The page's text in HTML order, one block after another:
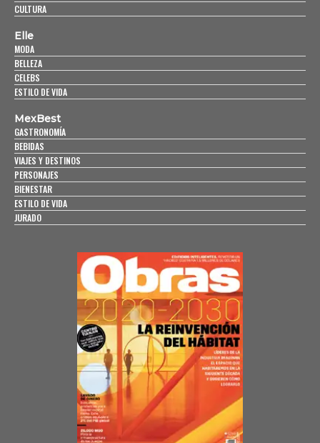
CULTURA
Elle
MODA
BELLEZA
CELEBS
ESTILO DE VIDA
MexBest
GASTRONOMÍA
BEBIDAS
VIAJES Y DESTINOS
PERSONAJES
BIENESTAR
ESTILO DE VIDA
JURADO